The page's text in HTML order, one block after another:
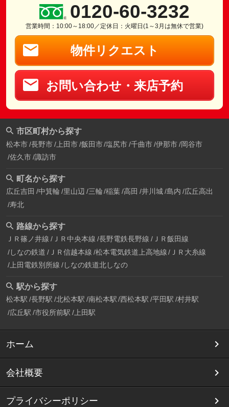
0120-60-3232
営業時間：10:00～18:00／定休日：火曜日(1～3月は無休で営業)
物件リクエスト
お問い合わせ・来店予約
市区町村から探す
松本市 長野市 上田市 飯田市 塩尻市 千曲市 伊那市 岡谷市
佐久市 諏訪市
町名から探す
広丘吉田 中箕輪 里山辺 三輪 稲葉 高田 井川城 島内 広丘高出
寿北
路線から探す
ＪＲ篠ノ井線 ＪＲ中央本線 長野電鉄長野線 ＪＲ飯田線
しなの鉄道 ＪＲ信越本線 松本電気鉄道上高地線
ＪＲ大糸線
上田電鉄別所線 しなの鉄道北しなの
駅から探す
松本駅 長野駅 北松本駅 南松本駅 西松本駅 平田駅 村井駅
広丘駅 市役所前駅 上田駅
ホーム
会社概要
プライバシーポリシー